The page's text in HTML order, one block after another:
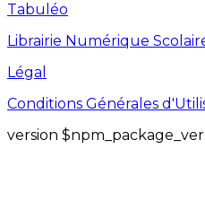
Tabuléo
Librairie Numérique
Légal
Conditions Générales
version